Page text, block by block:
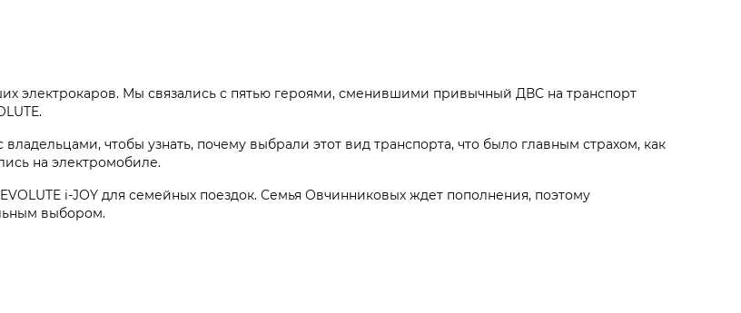
электрокаров. Мы связались с пятью героями, сменившими привычный ДВС на транспорт
чтобы узнать, почему выбрали этот вид транспорта, что было главным страхом, как
на электромобиле.
i‑JOY для семейных поездок. Семья Овчинниковых ждет пополнения, поэтому
выбором.